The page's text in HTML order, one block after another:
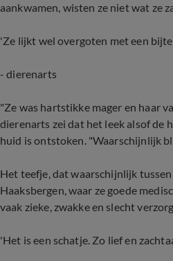
aankwamen, wisten ze niet wat ze
'Ze lijkt wel overgoten met een
- dierenarts
"Ze was hartstikke mager en haar
dierenarts zei dat het leek alsof de
huid is ontstoken. "Waarschijnlijk
Het teefje, dat waarschijnlijk
Haaksbergen, waar ze goede
vaak zieke, zwakke en slecht
'Het is een schatje. Zo lief en